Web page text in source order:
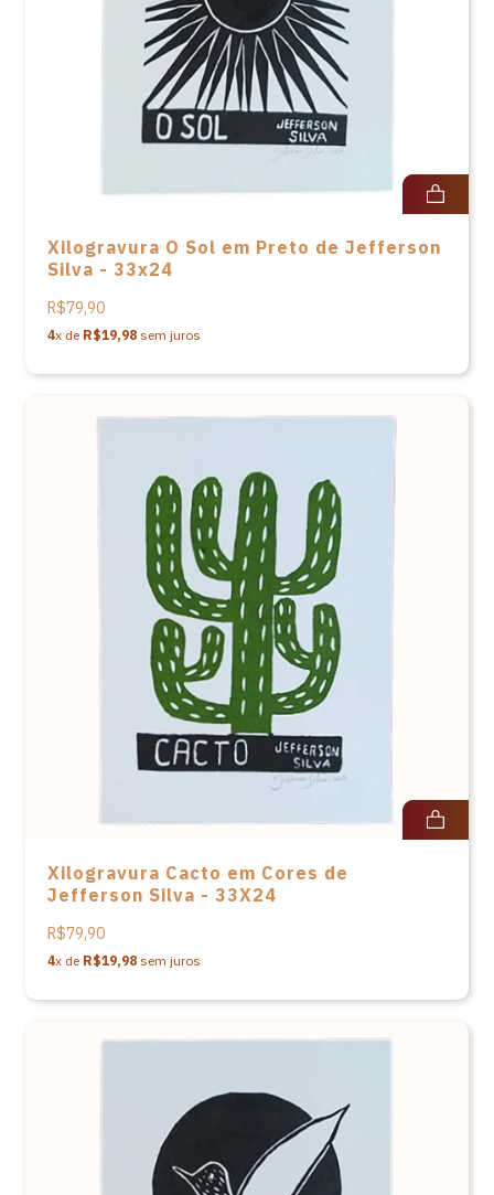
Xilogravura O Sol em Preto de Jefferson
Silva - 33x24
R$79,90
4x de R$19,98 sem juros
Xilogravura Cacto em Cores de
Jefferson Silva - 33X24
R$79,90
4x de R$19,98 sem juros